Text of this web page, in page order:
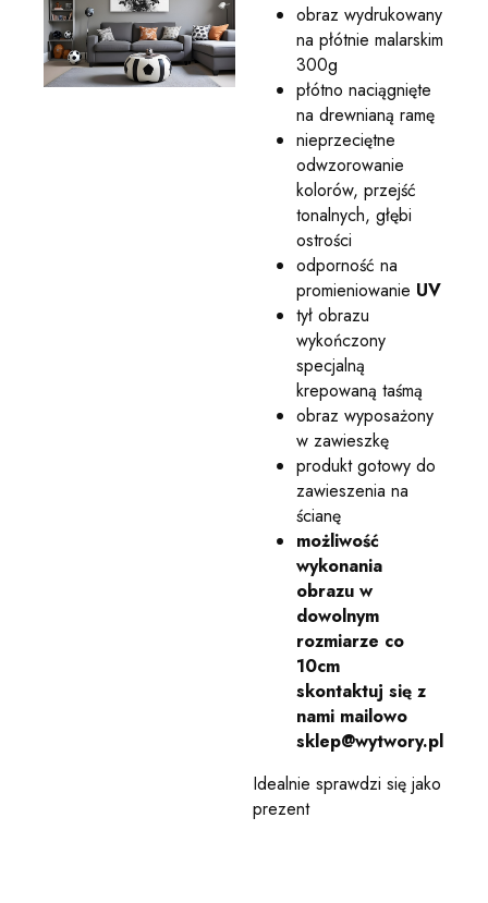
obraz wydrukowany
na płótnie malarskim
300g
płótno naciągnięte
na drewnianą ramę
nieprzeciętne
odwzorowanie
kolorów, przejść
tonalnych, głębi
ostrości
odporność na
promieniowanie UV
tył obrazu
wykończony
specjalną
krepowaną taśmą
obraz wyposażony
w zawieszkę
produkt gotowy do
zawieszenia na
ścianę
możliwość
wykonania
obrazu w
dowolnym
rozmiarze co
10cm
skontaktuj się z
nami mailowo
sklep@wytwory.pl
Idealnie sprawdzi się jako
prezent